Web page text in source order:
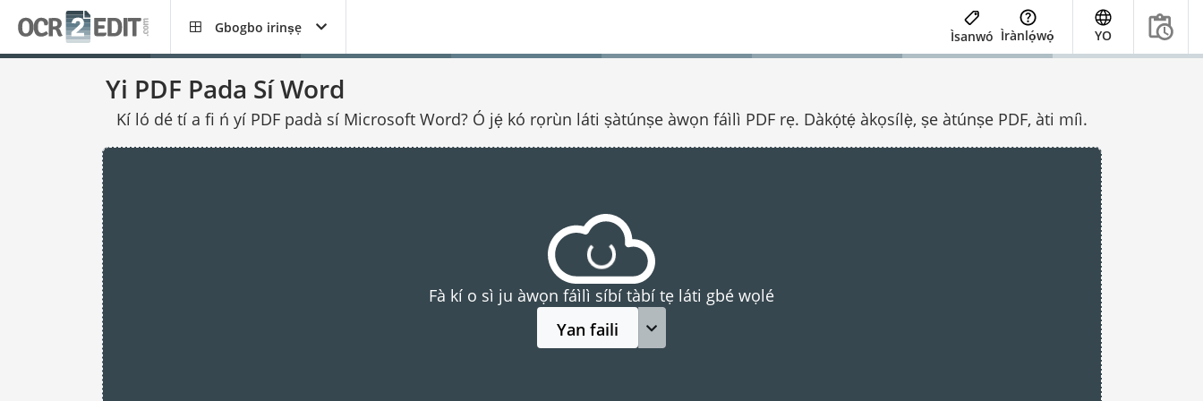
Gbogbo irinṣẹ
Ìsanwó Ìrànlọ́wọ́ YO
Yi PDF Pada Sí Word
Kí ló dé tí a fi ń yí PDF padà sí Microsoft Word? Ó jẹ́ kó rọrùn láti ṣàtúnṣe àwọn fáìlì PDF rẹ. Dàkọ́tẹ́ àkọsílẹ̀, ṣe àtúnṣe PDF, àti míì.
Fà kí o sì ju àwọn fáìlì síbí tàbí tẹ láti gbé wọlé
Yan faili